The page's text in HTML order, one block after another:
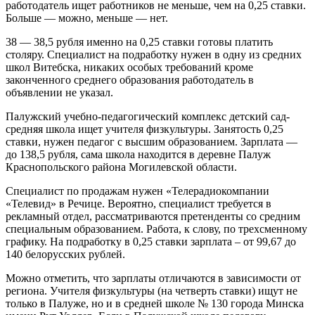
работодатель ищет работников не меньше, чем на 0,25 ставки.
Больше — можно, меньше — нет.
38 — 38,5 рубля именно на 0,25 ставки готовы платить
столяру. Специалист на подработку нужен в одну из средних
школ Витебска, никаких особых требований кроме
законченного среднего образования работодатель в
объявлении не указал.
Палужский учебно-педагогический комплекс детский сад-
средняя школа ищет учителя физкультуры. Занятость 0,25
ставки, нужен педагог с высшим образованием. Зарплата —
до 138,5 рубля, сама школа находится в деревне Палуж
Краснопольского района Могилевской области.
Специалист по продажам нужен «Телерадиокомпании
«Телевид» в Речице. Вероятно, специалист требуется в
рекламный отдел, рассматриваются претенденты со средним
специальным образованием. Работа, к слову, по трехсменному
графику. На подработку в 0,25 ставки зарплата – от 99,67 до
140 белорусских рублей.
Можно отметить, что зарплаты отличаются в зависимости от
региона. Учителя физкультуры (на четверть ставки) ищут не
только в Палуже, но и в средней школе № 130 города Минска